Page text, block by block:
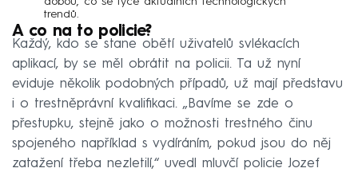
trendů.
A co na to policie?
Každý, kdo se stane obětí uživatelů svlékacích
aplikací, by se měl obrátit na policii. Ta už nyní
eviduje několik podobných případů, už mají představu
i o trestněprávní kvalifikaci. „Bavíme se zde o
přestupku, stejně jako o možnosti trestného činu
spojeného například s vydíráním, pokud jsou do něj
zatažení třeba nezletilí,“ uvedl mluvčí policie Jozef